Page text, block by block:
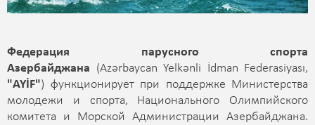
Федерация парусного спорта
Азербайджана (Azərbaycan Yelkənli İdman Federasiyası,
"AYİF") функционирует при поддержке Министерства
молодежи и спорта, Национального Олимпийского
комитета и Морской Администрации Азербайджана.